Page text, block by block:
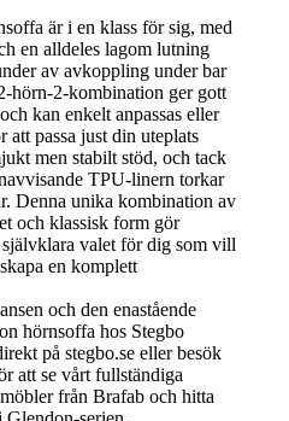
är i en klass för sig, med
en alldeles lagom lutning
av avkoppling under bar
hörn-2-kombination ger gott
kan enkelt anpassas eller
att passa just din uteplats
men stabilt stöd, och tack
TPU-linern torkar
Denna unika kombination av
och klassisk form gör
valet för dig som vill
en komplett
och den enastående
hörnsoffa hos Stegbo
på stegbo.se eller besök
att se vårt fullständiga
från Brafab och hitta